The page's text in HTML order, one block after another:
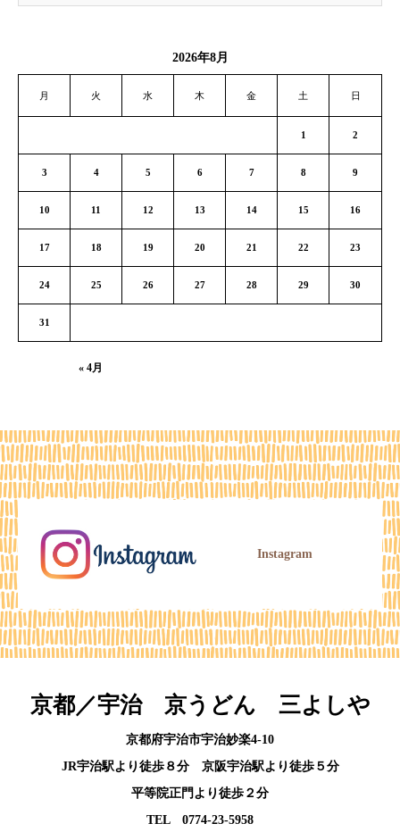
2026年8月
月 火 水 木 金 土 日
1 2
3 4 5 6 7 8 9
10 11 12 13 14 15 16
17 18 19 20 21 22 23
24 25 26 27 28 29 30
31
« 4月
Instagram
京都／宇治 京うどん 三よしや
京都府宇治市宇治妙楽4-10
JR宇治駅より徒歩８分 京阪宇治駅より徒歩５分
平等院正門より徒歩２分
TEL 0774-23-5958